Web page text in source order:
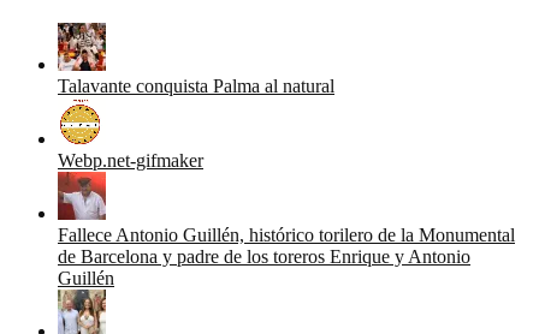
Talavante conquista Palma al natural
Webp.net-gifmaker
Fallece Antonio Guillén, histórico torilero de la Monumental
de Barcelona y padre de los toreros Enrique y Antonio
Guillén